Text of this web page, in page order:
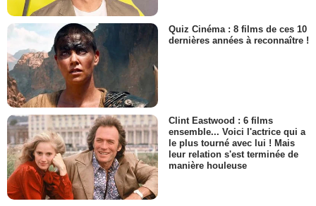
Quiz Cinéma : 8 films de ces 10
dernières années à reconnaître !
Clint Eastwood : 6 films
ensemble... Voici l'actrice qui a
le plus tourné avec lui ! Mais
leur relation s'est terminée de
manière houleuse